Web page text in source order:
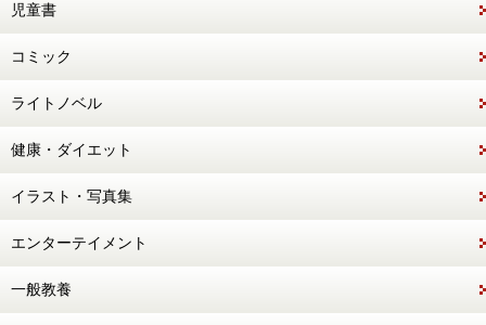
児童書
コミック
ライトノベル
健康・ダイエット
イラスト・写真集
エンターテイメント
一般教養